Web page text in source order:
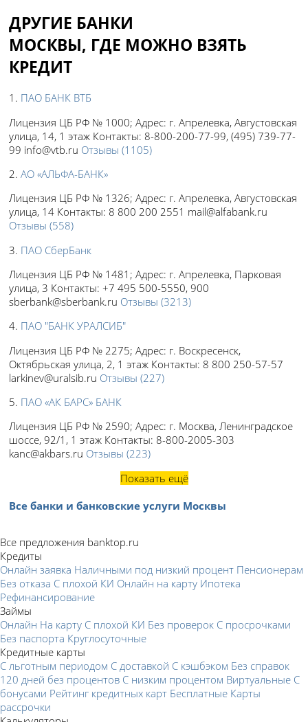
ДРУГИЕ БАНКИ
МОСКВЫ, ГДЕ МОЖНО ВЗЯТЬ
КРЕДИТ
1. ПАО БАНК ВТБ
Лицензия ЦБ РФ № 1000;Адрес: г. Апрелевка, Августовская
улица, 14, 1 этаж Контакты: 8-800-200-77-99, (495) 739-77-
99 info@vtb.ru Отзывы(1105)
2.АО «АЛЬФА-БАНК»
Лицензия ЦБ РФ № 1326;Адрес: г. Апрелевка, Августовская
улица, 14 Контакты: 8 800 200 2551 mail@alfabank.ru
Отзывы(558)
3. ПАО СберБанк
Лицензия ЦБ РФ № 1481;Адрес: г. Апрелевка, Парковая
улица, 3 Контакты: +7 495 500-5550, 900
sberbank@sberbank.ru Отзывы(3213)
4. ПАО "БАНК УРАЛСИБ"
Лицензия ЦБ РФ № 2275;Адрес: г. Воскресенск,
Октябрьская улица, 2, 1 этаж Контакты: 8 800 250-57-57
larkinev@uralsib.ru Отзывы(227)
5. ПАО «АК БАРС» БАНК
Лицензия ЦБ РФ №2590;Адрес: г. Москва, Ленинградское
шоссе, 92/1, 1 этаж Контакты: 8-800-2005-303
kanc@akbars.ru Отзывы(223)
Показать ещё
Все банки и банковские услуги Москвы
Все предложения banktop.ru
Кредиты
Онлайн заявка Наличными под низкий процент Пенсионерам
Без отказа С плохой КИ Онлайн на карту Ипотека
Рефинансирование
Займы
Онлайн На карту С плохой КИ Без проверок С просрочками
Без паспорта Круглосуточные
Кредитные карты
С льготным периодом С доставкой С кэшбэком Без справок
120 дней без процентов С низким процентом Виртуальные С
бонусами Рейтинг кредитных карт Бесплатные Карты
рассрочки